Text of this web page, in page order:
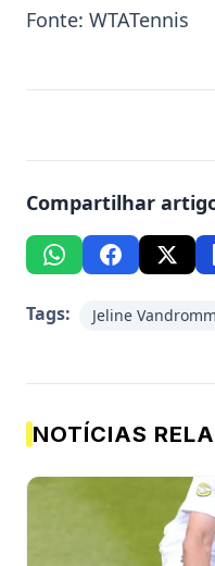
Fonte: WTATennis
Compartilhar
Tags: Jeline
NOTÍCIAS